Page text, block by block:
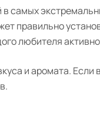
самых
правильно
любителя
и аромата.